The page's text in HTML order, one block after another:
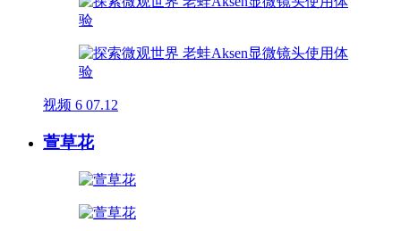
视频 6 07.12
萱草花